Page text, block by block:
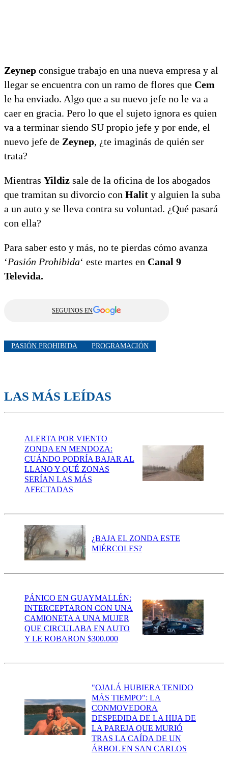
Zeynep consigue trabajo en una nueva empresa y al
llegar se encuentra con un ramo de flores que Cem
le ha enviado. Algo que a su nuevo jefe no le va a
caer en gracia. Pero lo que el sujeto ignora es quien
va a terminar siendo SU propio jefe y por ende, el
nuevo jefe de Zeynep, ¿te imaginás de quién ser
trata?
Mientras Yildiz sale de la oficina de los abogados
que tramitan su divorcio con Halit y alguien la suba
a un auto y se lleva contra su voluntad. ¿Qué pasará
con ella?
Para saber esto y más, no te pierdas cómo avanza
‘Pasión Prohibida‘ este martes en Canal 9
Televida.
SEGUINOS EN
PASIÓN PROHIBIDA PROGRAMACIÓN
LAS MÁS LEÍDAS
ALERTA POR VIENTO
ZONDA EN MENDOZA:
CUÁNDO PODRÍA BAJAR AL
LLANO Y QUÉ ZONAS
SERÍAN LAS MÁS
AFECTADAS
¿BAJA EL ZONDA ESTE
MIÉRCOLES?
PÁNICO EN GUAYMALLÉN:
INTERCEPTARON CON UNA
CAMIONETA A UNA MUJER
QUE CIRCULABA EN AUTO
Y LE ROBARON $300.000
"OJALÁ HUBIERA TENIDO
MÁS TIEMPO": LA
CONMOVEDORA
DESPEDIDA DE LA HIJA DE
LA PAREJA QUE MURIÓ
TRAS LA CAÍDA DE UN
ÁRBOL EN SAN CARLOS